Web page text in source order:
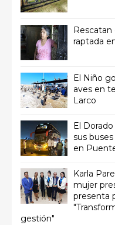
raptada
El Niño
aves en
Larco
El
sus
en
Karla
mujer
presenta
gestión"